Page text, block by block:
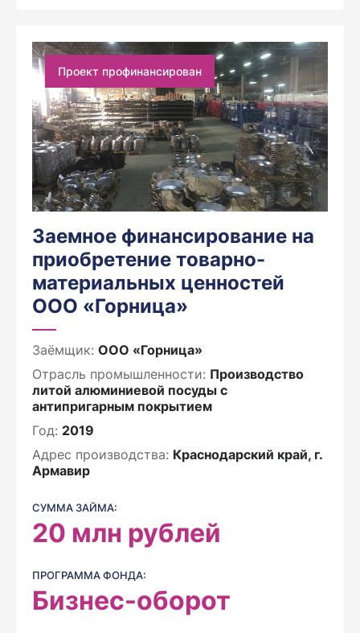
Проект профинансирован
Заемное финансирование на
приобретение товарно-
материальных ценностей
ООО «Горница»
Заёмщик: ООО «Горница»
Отрасль промышленности: Производство
литой алюминиевой посуды с
антипригарным покрытием
Год: 2019
Адрес производства: Краснодарский край, г.
Армавир
СУММА ЗАЙМА:
20 млн рублей
ПРОГРАММА ФОНДА:
Бизнес-оборот